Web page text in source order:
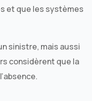
et que les systèmes
sinistre, mais aussi
considèrent que la